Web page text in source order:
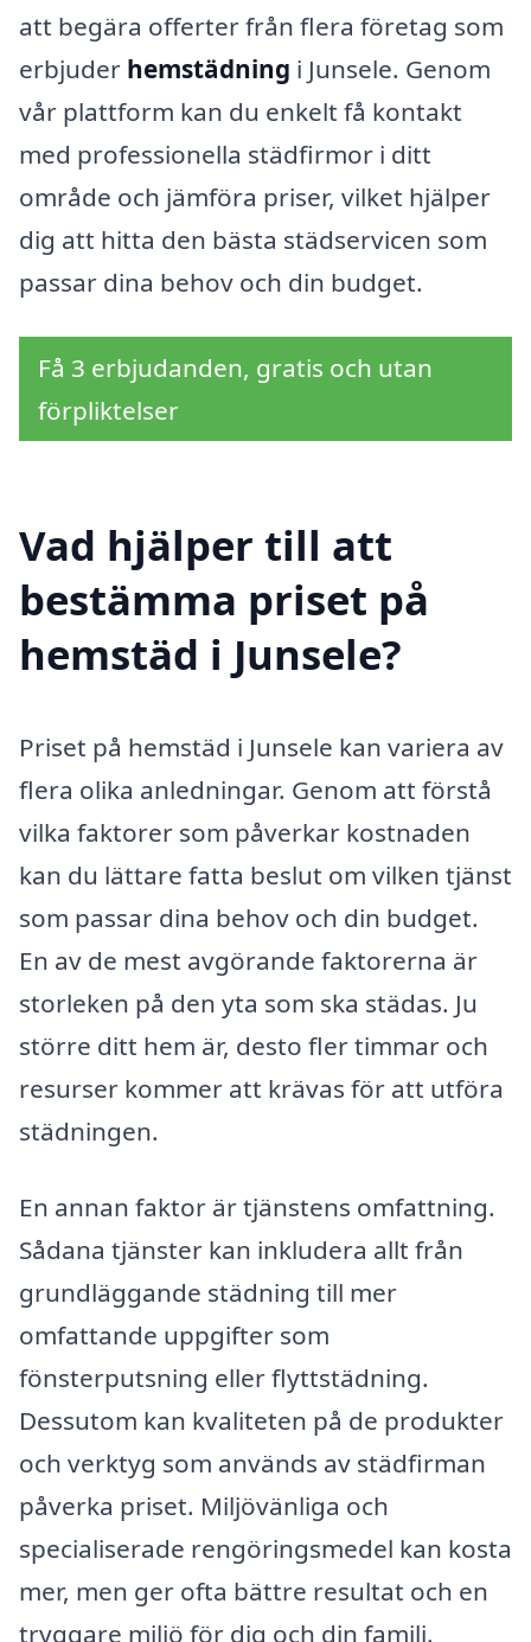
att begära offerter från flera företag som
erbjuder hemstädning i Junsele. Genom
vår plattform kan du enkelt få kontakt
med professionella städfirmor i ditt
område och jämföra priser, vilket hjälper
dig att hitta den bästa städservicen som
passar dina behov och din budget.
Få 3 erbjudanden, gratis och utan
förpliktelser
Vad hjälper till att
bestämma priset på
hemstäd i Junsele?
Priset på hemstäd i Junsele kan variera av
flera olika anledningar. Genom att förstå
vilka faktorer som påverkar kostnaden
kan du lättare fatta beslut om vilken tjänst
som passar dina behov och din budget.
En av de mest avgörande faktorerna är
storleken på den yta som ska städas. Ju
större ditt hem är, desto fler timmar och
resurser kommer att krävas för att utföra
städningen.
En annan faktor är tjänstens omfattning.
Sådana tjänster kan inkludera allt från
grundläggande städning till mer
omfattande uppgifter som
fönsterputsning eller flyttstädning.
Dessutom kan kvaliteten på de produkter
och verktyg som används av städfirman
påverka priset. Miljövänliga och
specialiserade rengöringsmedel kan kosta
mer, men ger ofta bättre resultat och en
tryggare miljö för dig och din familj.